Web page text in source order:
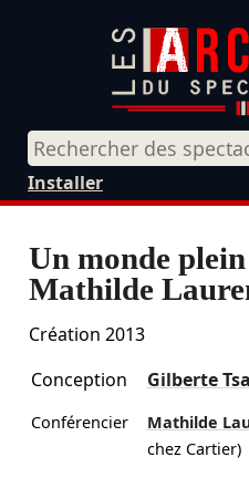
Installer
Un monde
Mathilde
Création 2013
Conception
Gilberte
Conférencier Mathilde
chez Cartier)